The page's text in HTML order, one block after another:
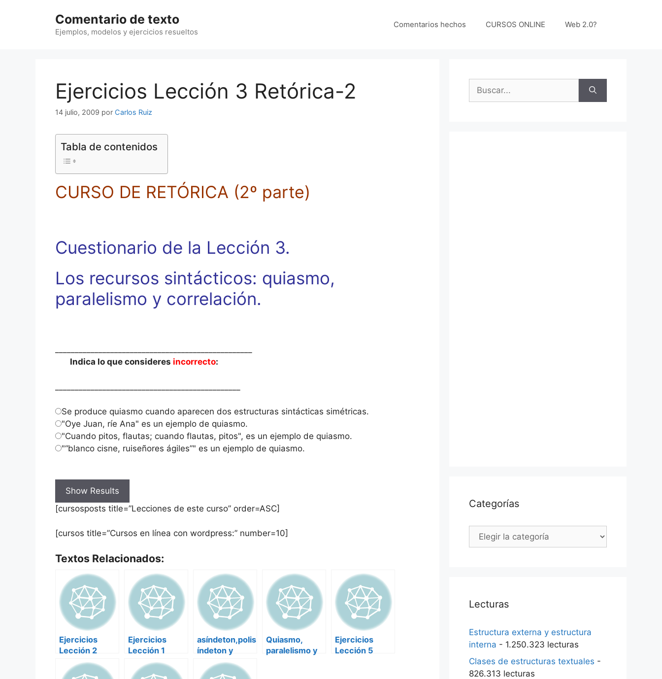
Comentario de texto
Ejemplos, modelos y ejercicios resueltos
Comentarios hechos CURSOS ONLINE Web 2.0?
Ejercicios Lección 3 Retórica-2
14 julio, 2009 por Carlos Ruiz
Tabla de contenidos
CURSO DE RETÓRICA (2º parte)
Cuestionario de la Lección 3.
Los recursos sintácticos: quiasmo,
paralelismo y correlación.
Indica lo que consideres incorrecto:
Se produce quiasmo cuando aparecen dos estructuras sintácticas simétricas.
"Oye Juan, ríe Ana" es un ejemplo de quiasmo.
"Cuando pitos, flautas; cuando flautas, pitos", es un ejemplo de quiasmo.
"“blanco cisne, ruiseñores ágiles”" es un ejemplo de quiasmo.
[cursosposts title=”Lecciones de este curso” order=ASC]
[cursos title=”Cursos en línea con wordpress:” number=10]
Textos Relacionados:
Ejercicios
Lección 2
Retórica-2
Ejercicios
Lección 1
Retórica 2
asíndeton,polis
índeton y
enumeración
Quiasmo,
paralelismo y
Ejercicios
Lección 5
Buscar:
Categorías
Categorías
Lecturas
Estructura externa y estructura
interna - 1.250.323 lecturas
Clases de estructuras textuales -
826.313 lecturas